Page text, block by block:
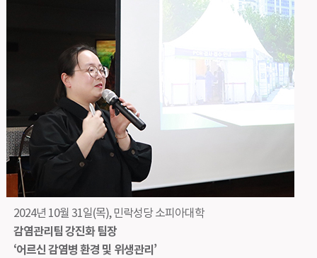
2024년 10월 31일(목), 민락성당 소피아대학
감염관리팀 강진화 팀장
‘어르신 감염병 환경 및 위생관리’